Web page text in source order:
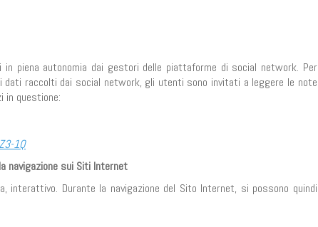
piena autonomia dai gestori delle piattaforme di social network. Per
raccolti dai social network, gli utenti sono invitati a leggere le note
in questione:
1Q
navigazione sui Siti Internet
Durante la navigazione del Sito Internet, si possono quindi